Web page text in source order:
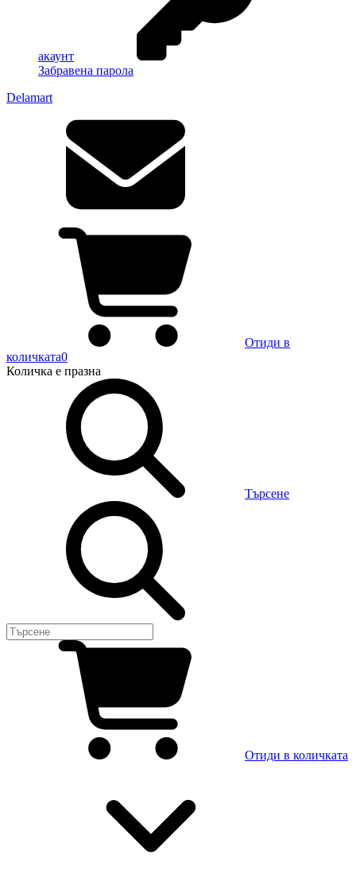
акаунт
Забравена парола
Delamart
Отиди в
количката0
Количка е празна
Търсене
Отиди в количката